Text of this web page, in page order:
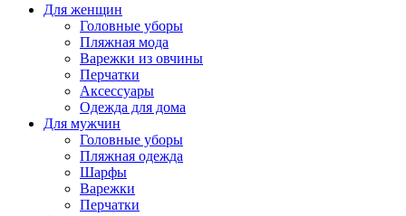
Для женщин
Головные уборы
Пляжная мода
Варежки из овчины
Перчатки
Аксессуары
Одежда для дома
Для мужчин
Головные уборы
Пляжная одежда
Шарфы
Варежки
Перчатки